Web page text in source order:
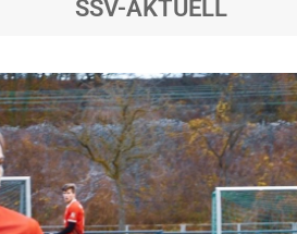
SSV-AKTUELL